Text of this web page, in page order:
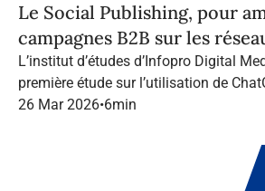
Le Social Publishing, pour
campagnes B2B sur les
L’institut d’études d’Infopro Digital
première étude sur l’utilisation de
dans le marketing B2B.
26 Mar 2026•6min